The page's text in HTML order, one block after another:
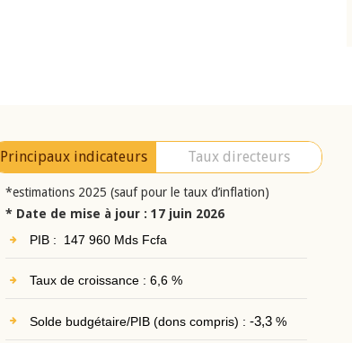
Principaux indicateurs Taux directeurs
*estimations 2025 (sauf pour le taux d’inflation)
* Date de mise à jour : 17 juin 2026
PIB : 147 960 Mds Fcfa
Taux de croissance : 6,6 %
Solde budgétaire/PIB (dons compris) : -3,3%